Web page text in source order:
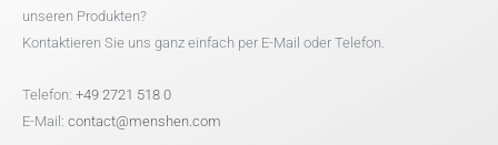
unseren Produkten?
Kontaktieren Sie uns ganz einfach per E-Mail oder Telefon.
Telefon: +49 2721 518 0
E-Mail: contact@menshen.com